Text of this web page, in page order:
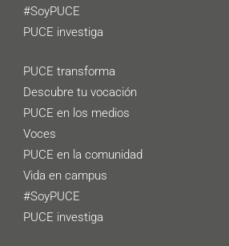
#SoyPUCE
PUCE investiga
PUCE transforma
Descubre tu vocación
PUCE en los medios
Voces
PUCE en la comunidad
Vida en campus
#SoyPUCE
PUCE investiga